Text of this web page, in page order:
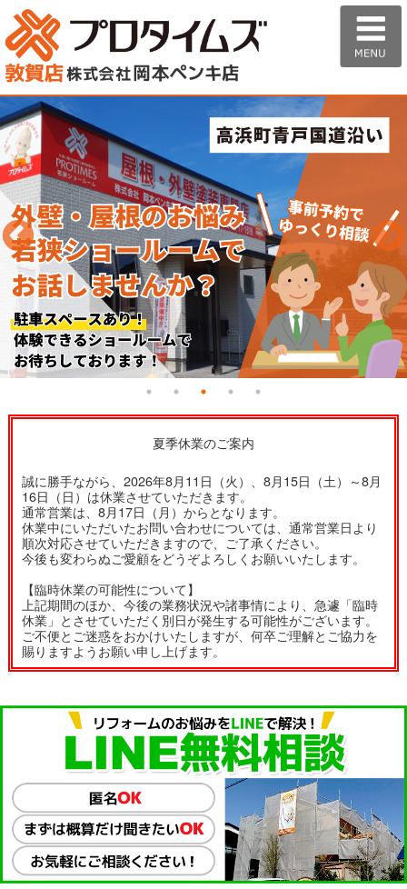
夏季休業のご案内
誠に勝手ながら、2026年8月11日（火）、8月15日（土）～8月
16日（日）は休業させていただきます。
通常営業は、8月17日（月）からとなります。
休業中にいただいたお問い合わせについては、通常営業日より
順次対応させていただきますので、ご了承ください。
今後も変わらぬご愛顧をどうぞよろしくお願いいたします。
【臨時休業の可能性について】
上記期間のほか、今後の業務状況や諸事情により、急遽「臨時
休業」とさせていただく別日が発生する可能性がございます。
ご不便とご迷惑をおかけいたしますが、何卒ご理解とご協力を
賜りますようお願い申し上げます。